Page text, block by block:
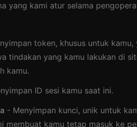
yang kami atur selama
token, khusus untuk
tindakan yang kamu lakukan di
kamu.
ID sesi kamu saat ini.
- Menyimpan kunci, unik untuk
membuat kamu tetap masuk ke